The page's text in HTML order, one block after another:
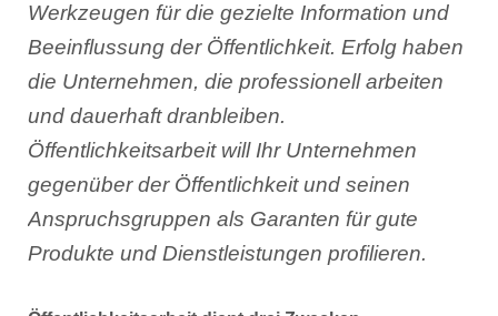
Werkzeugen für die gezielte Information und
Beeinflussung der Öffentlichkeit. Erfolg haben
die Unternehmen, die professionell arbeiten
und dauerhaft dranbleiben.
Öffentlichkeitsarbeit will Ihr Unternehmen
gegenüber der Öffentlichkeit und seinen
Anspruchsgruppen als Garanten für gute
Produkte und Dienstleistungen profilieren.